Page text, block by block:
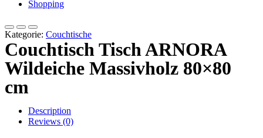
Shopping
Kategorie: Couchtische
Couchtisch Tisch ARNORA
Wildeiche Massivholz 80×80
cm
Description
Reviews (0)